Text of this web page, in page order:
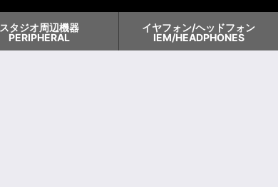
スタジオ周辺機器
PERIPHERAL
イヤフォン/ヘッドフォン
IEM/HEADPHONES